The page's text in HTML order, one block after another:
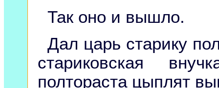
Так оно и вышло.
Дал царь старику
стариковская
полтораста цыплят